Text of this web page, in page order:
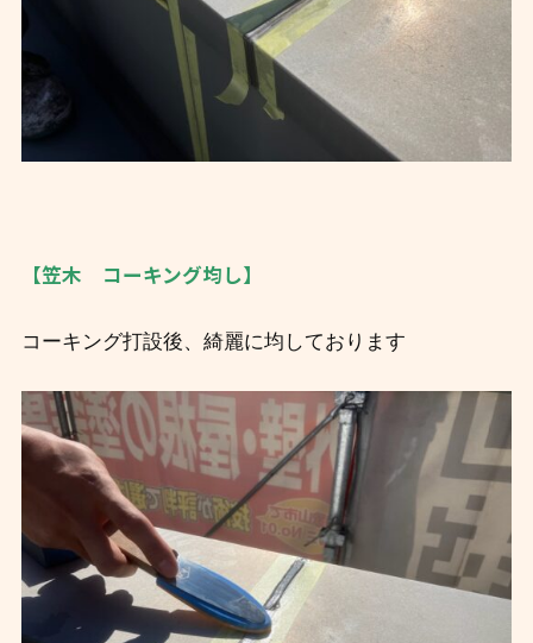
【笠木 コーキング均し】
コーキング打設後、綺麗に均しております